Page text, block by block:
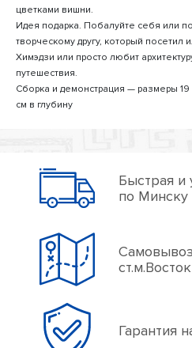
цветками вишни.
Идея подарка. Побалуйте себя или
творческому другу, который посетил
Химэдзи или просто любит
путешествия.
Сборка и демонстрация — размеры
см в глубину
Быстрая и
по Минску
ст.м.Восток
Гарантия